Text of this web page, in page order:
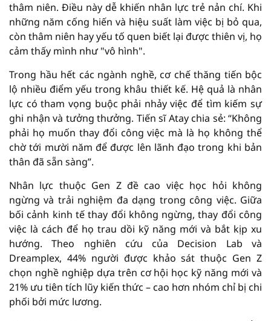
thâm niên. Điều này dễ khiến nhân lực trẻ nản chí. Khi
những năm cống hiến và hiệu suất làm việc bị bỏ qua,
còn thâm niên hay yếu tố quen biết lại được thiên vị, họ
cảm thấy mình như "vô hình".
Trong hầu hết các ngành nghề, cơ chế thăng tiến bộc
lộ nhiều điểm yếu trong khâu thiết kế. Hệ quả là nhân
lực có tham vọng buộc phải nhảy việc để tìm kiếm sự
ghi nhận và tưởng thưởng. Tiến sĩ Atay chia sẻ: “Không
phải họ muốn thay đổi công việc mà là họ không thể
chờ tới mười năm để được lên lãnh đạo trong khi bản
thân đã sẵn sàng”.
Nhân lực thuộc Gen Z đề cao việc học hỏi không
ngừng và trải nghiệm đa dạng trong công việc. Giữa
bối cảnh kinh tế thay đổi không ngừng, thay đổi công
việc là cách để họ trau dồi kỹ năng mới và bắt kịp xu
hướng. Theo nghiên cứu của Decision Lab và
Dreamplex, 44% người được khảo sát thuộc Gen Z
chọn nghề nghiệp dựa trên cơ hội học kỹ năng mới và
21% ưu tiên tích lũy kiến thức – cao hơn nhóm chỉ bị chi
phối bởi mức lương.